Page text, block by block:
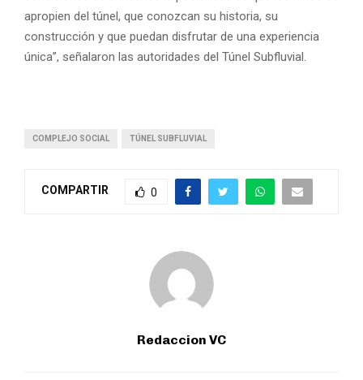
apropien del túnel, que conozcan su historia, su
construcción y que puedan disfrutar de una experiencia
única”, señalaron las autoridades del Túnel Subfluvial.
COMPLEJO SOCIAL TÚNEL SUBFLUVIAL
COMPARTIR 0
Redaccion VC